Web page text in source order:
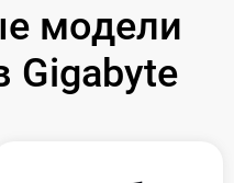
модели
Gigabyte